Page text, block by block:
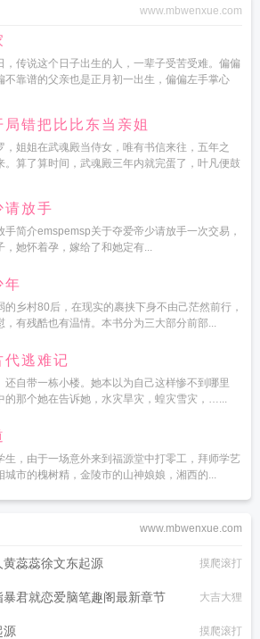
www.mbwenxue.com
，传说这个日子出生的人，一辈子受苦受难。偏偏
不靠谱的父亲也是正月初一出生，偏偏左手掌心
局错把比比东当亲姐
，姐姐在武魂殿当侍女，唯有书信来往，五年之
。算了算时间，武魂殿三年内就完蛋了，叶凡便鼓
请放手
手简介emspemsp关于夺爱帝少请放手一次交易，
，她怀着孕，嫁给了和她定有...
年
的乡村80后，在现实的裹挟下身不由己茫然前行，
，有残酷也有温情。本书分为三大部分前部...
代逃难记
还自带一栋小楼。她本以为自己这样惨不到哪里
的那个她在告诉她，水灾旱灾，蝗灾雪灾，…...
生，由于一场意外来到福源堂中打零工，拜师学艺
城市的槐树精，金陵市的山神娘娘，湘西的...
www.mbwenxue.com
蕊蕊徐文东起源 摸爬滚打
君就恋爱脑笔趣阁最新章节 大吉大狸
源 摸爬滚打